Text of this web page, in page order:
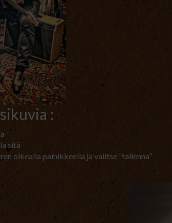
:
sitä
oikealla painikkeella ja valitse ”tallenna”